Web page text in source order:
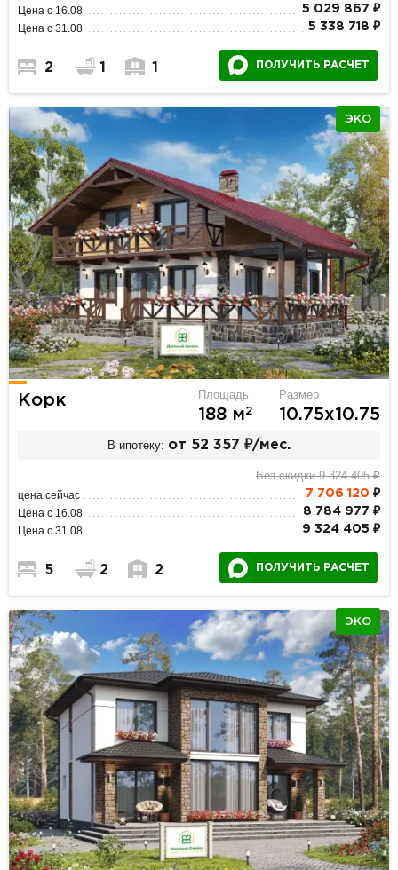
Цена с 16.08 5 029 867 ₽
Цена с 31.08 5 338 718 ₽
2 1 1 ПОЛУЧИТЬ РАСЧЕТ
ЭКО
Корк Площадь
188 м2
Размер
10.75х10.75
В ипотеку: от 52 357 ₽/мес.
Без скидки 9 324 405 ₽
цена сейчас 7 706 120 ₽
Цена с 16.08 8 784 977 ₽
Цена с 31.08 9 324 405 ₽
5 2 2 ПОЛУЧИТЬ РАСЧЕТ
ЭКО